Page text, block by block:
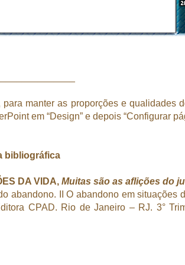
manter as proporções e qualidades
em “Design” e depois “Configurar
bibliográfica
DA VIDA, Muitas são as aflições do
abandono. II O abandono em situações
CPAD. Rio de Janeiro – RJ. 3°